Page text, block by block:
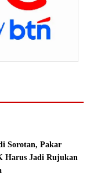
Sorotan, Pakar
Harus Jadi Rujukan